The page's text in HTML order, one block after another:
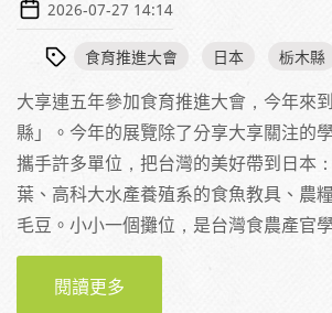
2026-07-27 14:14
食育推進大會 日本 栃木縣
大享連五年參加食育推進大會，今年來
縣」。今年的展覽除了分享大享關注的
攜手許多單位，把台灣的美好帶到日本
葉、高科大水產養殖系的食魚教具、農
毛豆。小小一個攤位，是台灣食農產官
閱讀更多
IN栃木